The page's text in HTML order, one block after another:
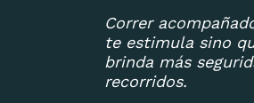
Correr
te estimula sino
brinda más
recorridos.